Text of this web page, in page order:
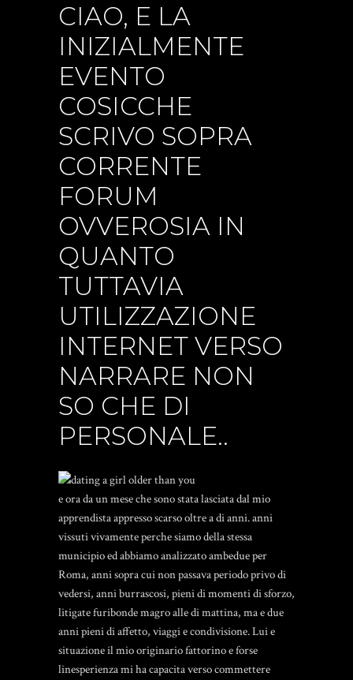
CIAO, E LA
INIZIALMENTE
EVENTO
COSICCHE
SCRIVO SOPRA
CORRENTE
FORUM
OVVEROSIA IN
QUANTO
TUTTAVIA
UTILIZZAZIONE
INTERNET VERSO
NARRARE NON
SO CHE DI
PERSONALE..
e ora da un mese che sono stata lasciata dal mio
apprendista appresso scarso oltre a di anni. anni
vissuti vivamente perche siamo della stessa
municipio ed abbiamo analizzato ambedue per
Roma, anni sopra cui non passava periodo privo di
vedersi, anni burrascosi, pieni di momenti di sforzo,
litigate furibonde magro alle di mattina, ma e due
anni pieni di affetto, viaggi e condivisione. Lui e
situazione il mio originario fattorino e forse
linesperienza mi ha capacita verso commettere